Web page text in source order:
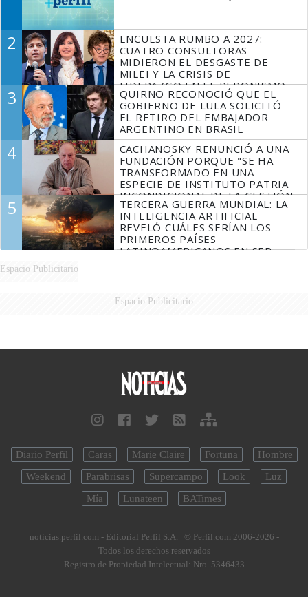
2
ENCUESTA RUMBO A 2027:
CUATRO CONSULTORAS
MIDIERON EL DESGASTE DE
MILEI Y LA CRISIS DE
LIDERAZGO EN EL PERONISMO
3
QUIRNO RECONOCIÓ QUE EL
GOBIERNO DE LULA SOLICITÓ
EL RETIRO DEL EMBAJADOR
ARGENTINO EN BRASIL
4
CACHANOSKY RENUNCIÓ A UNA
FUNDACIÓN PORQUE "SE HA
TRANSFORMADO EN UNA
ESPECIE DE INSTITUTO PATRIA
INCONDICIONAL DE LA GESTIÓN
DE MILEI"
5
TERCERA GUERRA MUNDIAL: LA
INTELIGENCIA ARTIFICIAL
REVELÓ CUÁLES SERÍAN LOS
PRIMEROS PAÍSES
LATINOAMERICANOS EN SER
Espacio Publicitario
Espacio Publicitario
Diario Perfil Caras Marie Claire Fortuna
Hombre
Weekend
Parabrisas Supercampo Look
Luz
Mía
Lunateen BATimes
noticias.perfil.com - Editorial Perfil S.A. | © Perfil.com 2006-2026 -
Todos los derechos reservados
Registro de Propiedad Intelectual: Nro. 5346433